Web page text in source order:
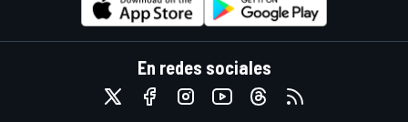
En redes sociales